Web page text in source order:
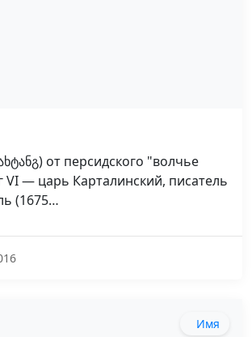
от персидского "волчье
VI — царь Карталинский, писатель
(1675…
Имя